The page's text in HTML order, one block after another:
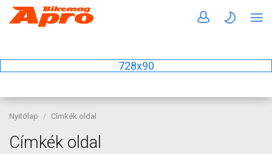
728x90
Nyitólap Címkék oldal
Címkék oldal